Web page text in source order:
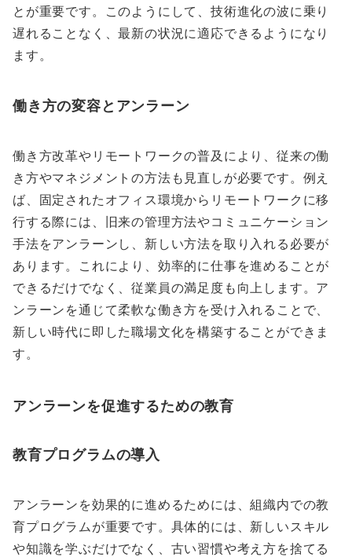
とが重要です。このようにして、技術進化の波に乗り
遅れることなく、最新の状況に適応できるようになり
ます。
働き方の変容とアンラーン
働き方改革やリモートワークの普及により、従来の働
き方やマネジメントの方法も見直しが必要です。例え
ば、固定されたオフィス環境からリモートワークに移
行する際には、旧来の管理方法やコミュニケーション
手法をアンラーンし、新しい方法を取り入れる必要が
あります。これにより、効率的に仕事を進めることが
できるだけでなく、従業員の満足度も向上します。ア
ンラーンを通じて柔軟な働き方を受け入れることで、
新しい時代に即した職場文化を構築することができま
す。
アンラーンを促進するための教育
教育プログラムの導入
アンラーンを効果的に進めるためには、組織内での教
育プログラムが重要です。具体的には、新しいスキル
や知識を学ぶだけでなく、古い習慣や考え方を捨てる